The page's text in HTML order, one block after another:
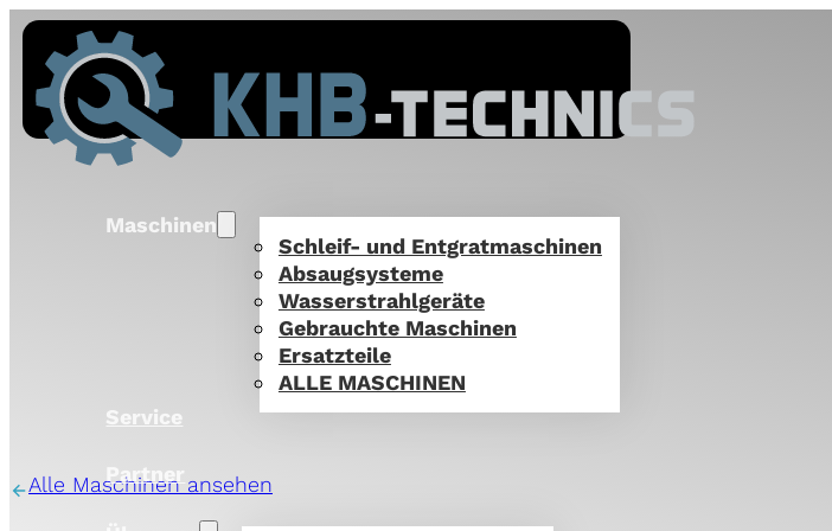
Maschinen
Schleif- und Entgratmaschinen
Absaugsysteme
Wasserstrahlgeräte
Gebrauchte Maschinen
Ersatzteile
ALLE MASCHINEN
Service
Partner
Alle Maschinen ansehen